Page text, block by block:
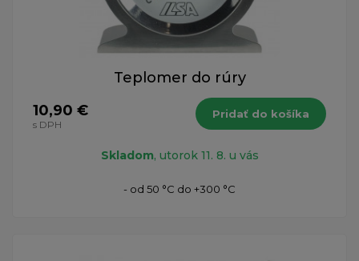
Teplomer do rúry
10,90 €
s DPH
Pridať do košíka
Skladom, utorok 11. 8. u vás
- od 50 °C do +300 °C